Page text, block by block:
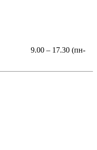
9.00 – 17.30 (пн-